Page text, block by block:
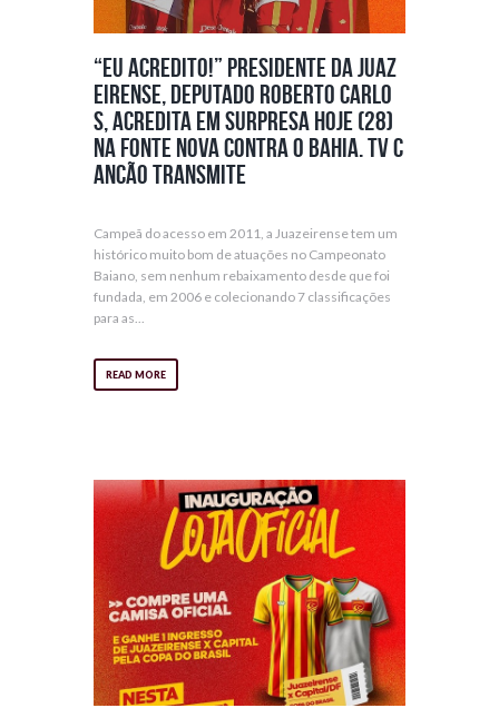
“Eu acredito!” Presidente da Juaz
eirense, deputado Roberto Carlo
s, acredita em surpresa hoje (28)
na Fonte Nova contra o Bahia. TV C
ancão transmite
Campeã do acesso em 2011, a Juazeirense tem um
histórico muito bom de atuações no Campeonato
Baiano, sem nenhum rebaixamento desde que foi
fundada, em 2006 e colecionando 7 classificações
para as...
READ MORE